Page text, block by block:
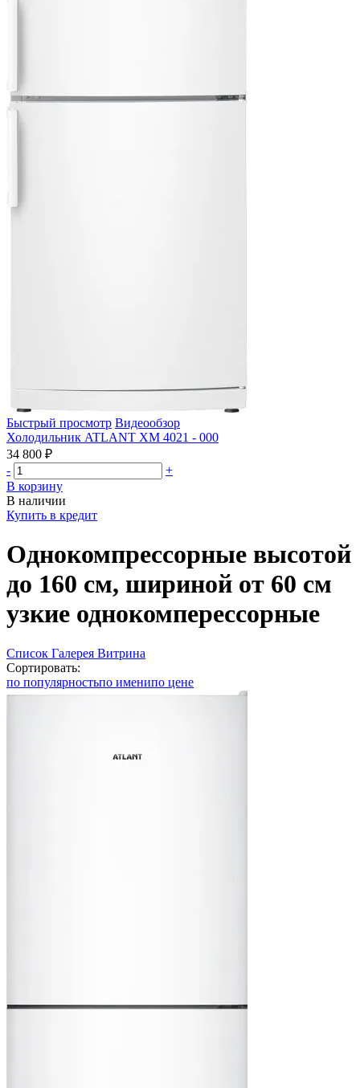
Быстрый просмотр Видеообзор
Холодильник ATLANT ХМ 4021 - 000
34 800 ₽
-
+
В корзину
В наличии
Купить в кредит
Однокомпрессорные высотой
до 160 см, шириной от 60 см
узкие однокомперессорные
Список Галерея Витрина
Сортировать:
по популярностьпо именипо цене